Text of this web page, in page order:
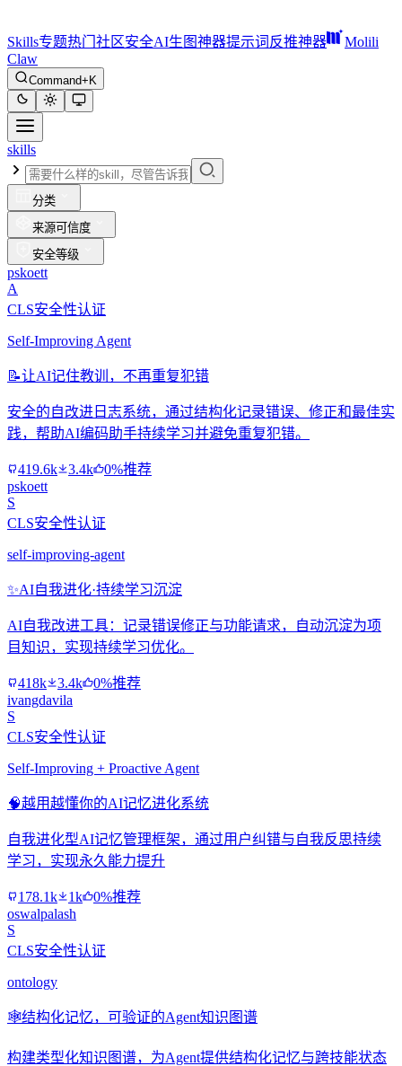
Skills专题热门 社区安全AI生图神器提示词反推神器
Molili
Claw
Command+K
skills
分类
来源可信度
安全等级
pskoett
A
CLS安全性认证
Self-Improving Agent
📝让AI记住教训，不再重复犯错
安全的自改进日志系统，通过结构化记录错误、修正和最佳实
践，帮助AI编码助手持续学习并避免重复犯错。
419.6k 3.4k
0%推荐
pskoett
S
CLS安全性认证
self-improving-agent
✨AI自我进化·持续学习沉淀
AI自我改进工具：记录错误修正与功能请求，自动沉淀为项
目知识，实现持续学习优化。
418k 3.4k
0%推荐
ivangdavila
S
CLS安全性认证
Self-Improving + Proactive Agent
🧠越用越懂你的AI记忆进化系统
自我进化型AI记忆管理框架，通过用户纠错与自我反思持续
学习，实现永久能力提升
178.1k 1k
0%推荐
oswalpalash
S
CLS安全性认证
ontology
🕸️结构化记忆，可验证的Agent知识图谱
构建类型化知识图谱，为Agent提供结构化记忆与跨技能状态